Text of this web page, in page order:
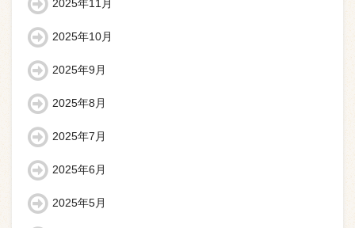
2025年11月
2025年10月
2025年9月
2025年8月
2025年7月
2025年6月
2025年5月